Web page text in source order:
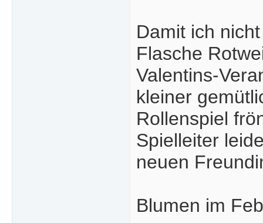
Damit ich
Flasche
Valentins-
kleiner
Rollenspiel
Spielleiter
neuen
Blumen im